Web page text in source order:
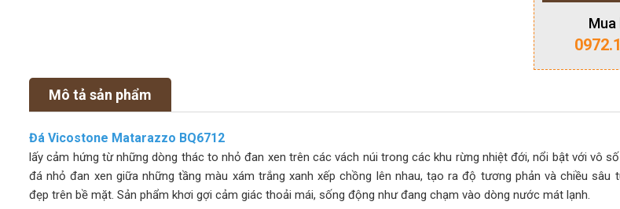
Mua
Mô tả sản phẩm
Đá Vicostone Matarazzo BQ6712
lấy cảm hứng từ những dòng thác to nhỏ đan xen trên các vách núi trong các khu rừng nhiệt đới, nổi bật với vô
đá nhỏ đan xen giữa những tầng màu xám trắng xanh xếp chồng lên nhau, tạo ra độ tương phản và chiều sâu
đẹp trên bề mặt. Sản phẩm khơi gợi cảm giác thoải mái, sống động như đang chạm vào dòng nước mát lạnh.